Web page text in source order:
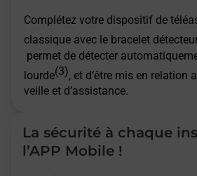
Complétez votre dispositif de
classique avec le bracelet
permet de détecter
lourde(3), et d’être mis en relation
veille et d’assistance.
La sécurité à chaque
l’APP Mobile !